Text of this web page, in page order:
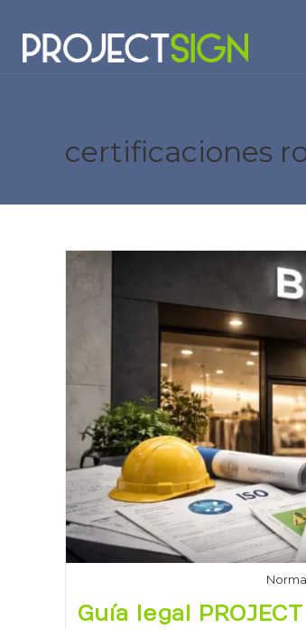
certificaciones
Guía legal